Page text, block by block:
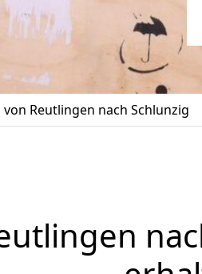
von Reutlingen nach Schlunzig